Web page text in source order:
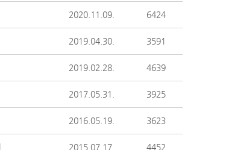
2020.11.09. 6424
2019.04.30. 3591
2019.02.28. 4639
2017.05.31. 3925
2016.05.19. 3623
2015.07.17. 4452